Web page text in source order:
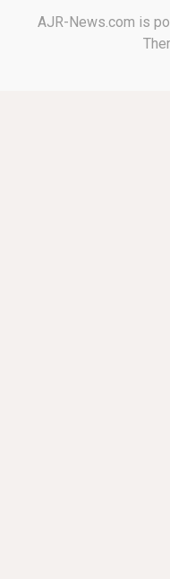
AJR-News.com is